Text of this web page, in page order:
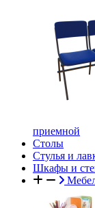
приемной
Столы
Стулья и
Шкафы и